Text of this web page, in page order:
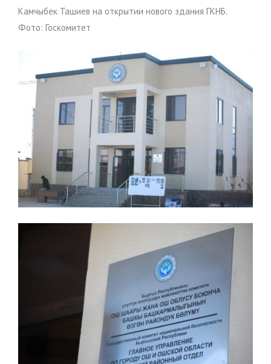
Камчыбек Ташиев на открытии нового здания ГКНБ.
Фото: Госкомитет